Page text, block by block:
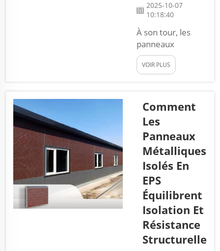
2025-10-07
10:18:40
À son tour, les
panneaux
sandwich en laine
de roche haute
d'élément idéal
pour créer des
matériaux
spéciaux capables
de maîtriser le
bruit. Un cœur en
laine de roche est
placé entre deux
couches de ces
panneaux. La
laine de roche est
un matériau anti-
bruit. Elle éga...
VOIR PLUS
Comment
Les
Panneaux
Métalliques
Isolés En
EPS
Équilibrent
Isolation Et
Résistance
Structurelle